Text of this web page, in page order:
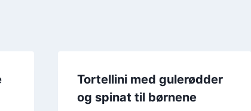
Tortellini med gulerødder
og spinat til børnene